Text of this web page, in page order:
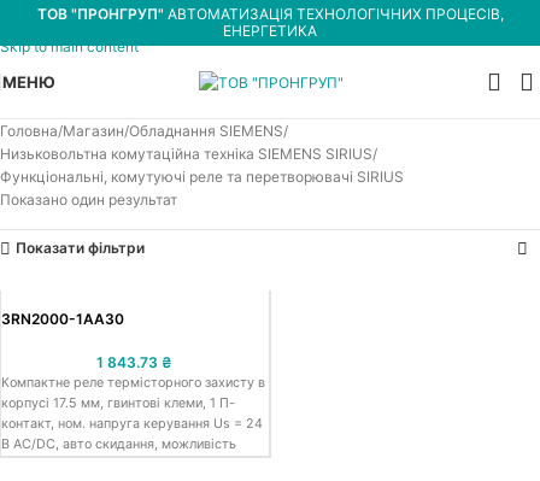
Skip to navigation
Skip to main content
ТОВ "ПРОНГРУП" АВТОМАТИЗАЦІЯ ТЕХНОЛОГІЧНИХ ПРОЦЕСІВ,
ЕНЕРГЕТИКА
МЕНЮ
Головна Магазин Обладнання SIEMENS
Низьковольтна комутаційна техніка SIEMENS SIRIUS
Функціональні, комутуючі реле та перетворювачі SIRIUS
Показано один результат
Показати фільтри
3RN2000-1AA30
1 843.73 ₴
Компактне реле термісторного захисту в
корпусі 17.5 мм, гвинтові клеми, 1 П-
контакт, ном. напруга керування Us = 24
В AC/DC, авто скидання, можливість